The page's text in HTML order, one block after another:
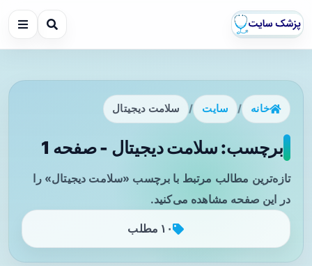
خانه / سایت / سلامت دیجیتال
برچسب: سلامت دیجیتال - صفحه 1
تازه‌ترین مطالب مرتبط با برچسب «سلامت دیجیتال» را
در این صفحه مشاهده می‌کنید.
۱۰ مطلب